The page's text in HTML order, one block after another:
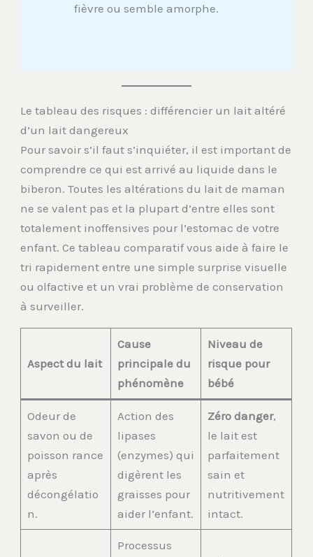
fièvre ou semble amorphe.
Le tableau des risques : différencier un lait altéré
d’un lait dangereux
Pour savoir s’il faut s’inquiéter, il est important de
comprendre ce qui est arrivé au liquide dans le
biberon. Toutes les altérations du lait de maman
ne se valent pas et la plupart d’entre elles sont
totalement inoffensives pour l’estomac de votre
enfant. Ce tableau comparatif vous aide à faire le
tri rapidement entre une simple surprise visuelle
ou olfactive et un vrai problème de conservation
à surveiller.
Aspect du lait
Cause
principale du
phénomène
Niveau de
risque pour
bébé
Odeur de
savon ou de
poisson rance
après
décongélatio
n.
Action des
lipases
(enzymes) qui
digèrent les
graisses pour
aider l’enfant.
Zéro danger,
le lait est
parfaitement
sain et
nutritivement
intact.
Processus